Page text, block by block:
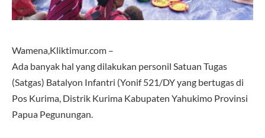
Wamena,Kliktimur.com –
Ada banyak hal yang dilakukan personil Satuan Tugas
(Satgas) Batalyon Infantri (Yonif 521/DY yang bertugas di
Pos Kurima, Distrik Kurima Kabupaten Yahukimo Provinsi
Papua Pegunungan.